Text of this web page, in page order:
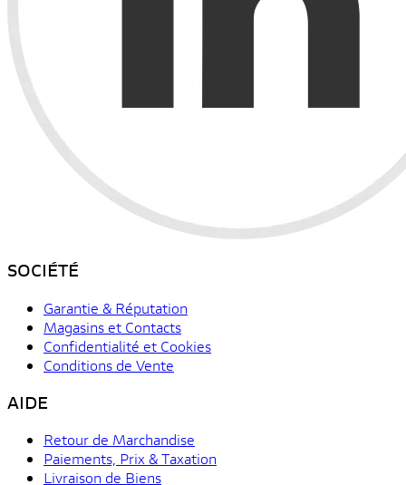
SOCIÉTÉ
Garantie & Réputation
Magasins et Contacts
Confidentialité et Cookies
Conditions de Vente
AIDE
Retour de Marchandise
Paiements, Prix & Taxation
Livraison de Biens